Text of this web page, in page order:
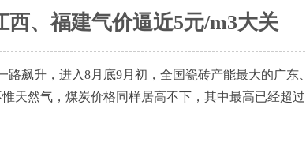
西、福建气价逼近5元/m3大关
飙升，进入8月底9月初，全国瓷砖产能最大的广东、
天然气，煤炭价格同样居高不下，其中最高已经超过